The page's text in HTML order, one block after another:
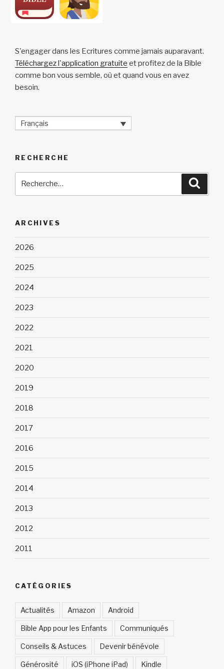
S'engager dans les Ecritures comme jamais auparavant.
Téléchargez l'application gratuite et profitez de la Bible
comme bon vous semble, où et quand vous en avez
besoin.
Français
RECHERCHE
ARCHIVES
2026
2025
2024
2023
2022
2021
2020
2019
2018
2017
2016
2015
2014
2013
2012
2011
CATÉGORIES
Actualités Amazon Android
Bible App pour les Enfants Communiqués
Conseils & Astuces Devenir bénévole
Générosité iOS (iPhone iPad) Kindle